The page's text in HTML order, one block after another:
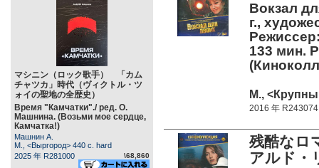
マシニン（ロック歌手） 「カム
チャツカ」時代（ヴィクトル・ツ
ォイの聖地の全歴史）
Время "Камчатки"./ ред. О.
Машнина. (Возьми мое сердце,
Камчатка!)
Машнин А.
М., <Выргород> 440 c. hard
2025 年 R281000
\68,860
Вокзал
г.,
133 мин.
М.,
2016 年 R243074
残酷な
アルド・